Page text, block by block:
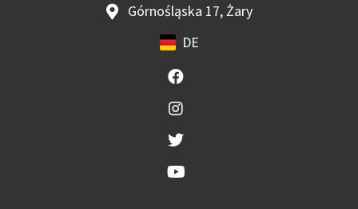
Górnośląska 17, Żary
DE